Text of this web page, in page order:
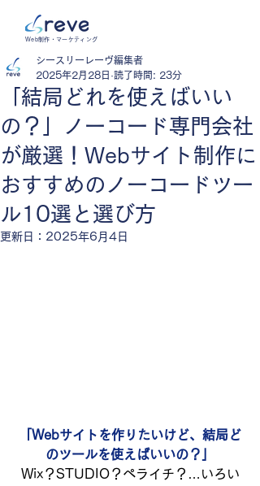
Web制作・マーケティング
「結局どれを使えばいい
の？」ノーコード専門会社
が厳選！Webサイト制作に
おすすめのノーコードツー
ル10選と選び方
シースリーレーヴ編集者
2025年2月28日 読了時間: 23分
更新日： 2025年6月4日
「Webサイトを作りたいけど、結局ど
のツールを使えばいいの？」
Wix？STUDIO？ペライチ？…いろい